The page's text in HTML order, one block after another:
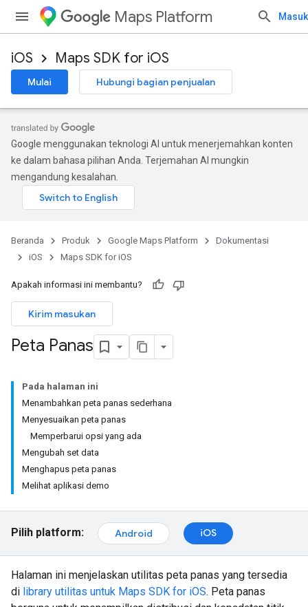
Maps Platform Masuk
iOS Maps SDK for iOS
Mulai Hubungi bagian penjualan
Google menggunakan teknologi AI untuk menerjemahkan konten
ke dalam bahasa pilihan Anda. Terjemahan AI mungkin
mengandung kesalahan.
Beranda Produk Google Maps Platform
Dokumentasi
iOS
Maps SDK for iOS
Apakah informasi ini membantu?
Kirim masukan
Peta Panas
Pada halaman ini
Menambahkan peta panas sederhana
Menyesuaikan peta panas
Memperbarui opsi yang ada
Mengubah set data
Menghapus peta panas
Melihat aplikasi demo
Pilih platform: Android iOS
Halaman ini menjelaskan utilitas peta panas yang tersedia
di library utilitas untuk Maps SDK for iOS. Peta panas